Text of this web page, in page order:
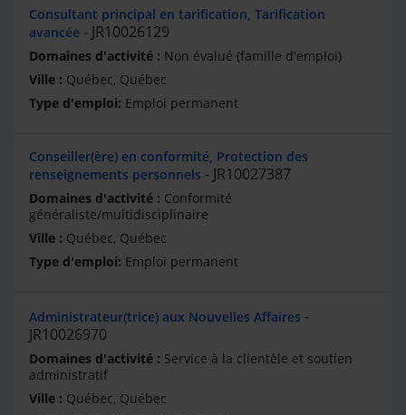
Consultant principal en tarification, Tarification
avancée
JR10026129
Non évalué (famille d'emploi)
Québec, Québec
Emploi permanent
Conseiller(ère) en conformité, Protection des
renseignements personnels
JR10027387
Conformité
généraliste/multidisciplinaire
Québec, Québec
Emploi permanent
Administrateur(trice) aux Nouvelles Affaires
JR10026970
Service à la clientèle et soutien
administratif
Québec, Québec